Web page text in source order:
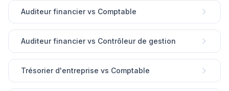
Auditeur financier vs Comptable
Auditeur financier vs Contrôleur de gestion
Trésorier d'entreprise vs Comptable